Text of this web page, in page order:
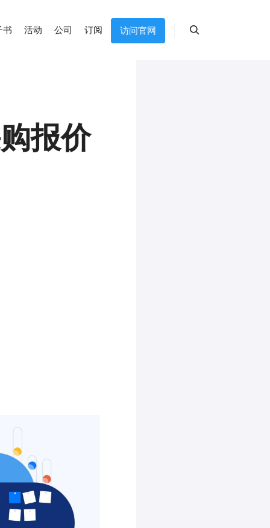
书 活动 公司 订阅 访问官网
报价